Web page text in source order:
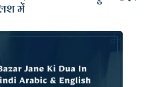
में